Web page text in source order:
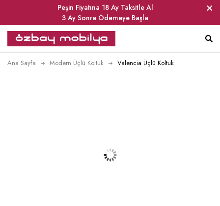
Peşin Fiyatına 18 Ay Taksitle Al
3 Ay Sonra Ödemeye Başla
Ana Sayfa Modern Üçlü Koltuk Valencia Üçlü Koltuk